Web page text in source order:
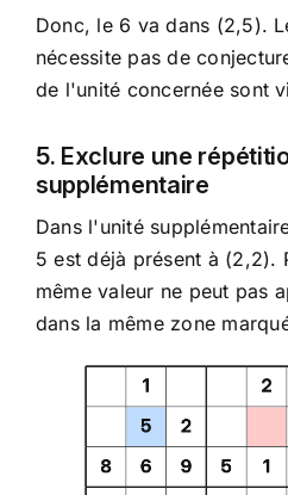
Donc, le 6 va dans (2,5).
nécessite pas de
de l'unité concernée sont
5. Exclure une
supplémentaire
Dans l'unité
5 est déjà présent à (2,2).
même valeur ne peut pas
dans la même zone